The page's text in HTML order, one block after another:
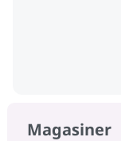
Magasiner